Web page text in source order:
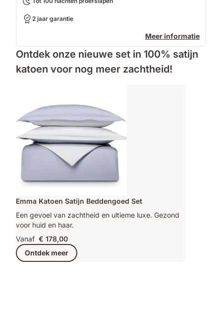
2 jaar garantie
Meer informatie
Ontdek onze nieuwe set in 100% satijn
katoen voor nog meer zachtheid!
Emma Katoen Satijn Beddengoed Set
Een gevoel van zachtheid en ultieme luxe. Gezond
voor huid en haar.
Vanaf € 178,00
Ontdek meer